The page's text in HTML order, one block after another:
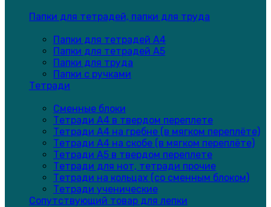
Папки для тетрадей, папки для труда
Папки для тетрадей А4
Папки для тетрадей А5
Папки для труда
Папки с ручками
Тетради
Сменные блоки
Тетради А4 в твердом переплете
Тетради А4 на гребне (в мягком переплёте)
Тетради А4 на скобе (в мягком переплёте)
Тетради А5 в твердом переплете
Тетради для нот, тетради прочие
Тетради на кольцах (со сменным блоком)
Тетради ученические
Сопутствующий товар для лепки